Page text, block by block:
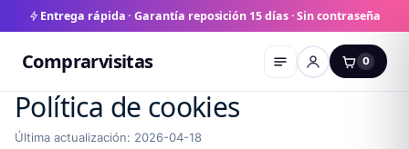
Entrega rápida · Garantía reposición 15 días · Sin contraseña
Comprarvisitas 0
Política de cookies
Última actualización: 2026-04-18